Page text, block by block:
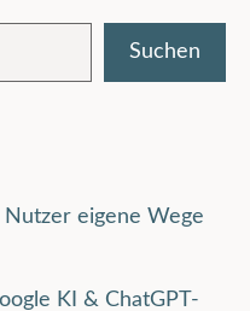
Suchen
eigene Wege
KI & ChatGPT-